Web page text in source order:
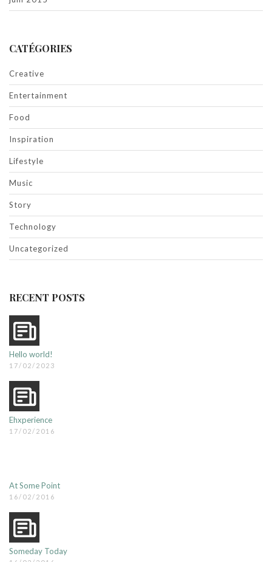
CATÉGORIES
Creative
Entertainment
Food
Inspiration
Lifestyle
Music
Story
Technology
Uncategorized
RECENT POSTS
Hello world!
17/02/2023
Ehxperience
17/02/2016
At Some Point
16/02/2016
Someday Today